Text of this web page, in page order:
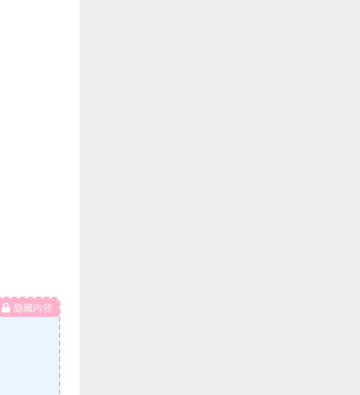
隐藏内容